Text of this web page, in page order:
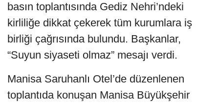
basın toplantısında Gediz Nehri’ndeki
kirliliğe dikkat çekerek tüm kurumlara iş
birliği çağrısında bulundu. Başkanlar,
“Suyun siyaseti olmaz” mesajı verdi.
Manisa Saruhanlı Otel’de düzenlenen
toplantıda konuşan Manisa Büyükşehir